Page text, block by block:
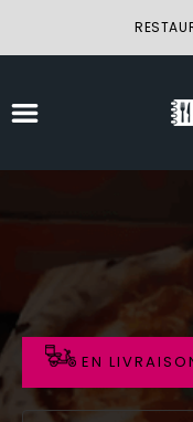
LA CARTE
VOTRE COMPTE
NOTRE
EN